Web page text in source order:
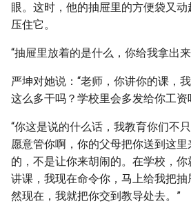
眼。这时，他的抽屉里的方便袋又
压住它。
“抽屉里放着的是什么，你给我拿出来
严坤对她说：“老师，你讲你的课，
这么多干吗？学校里会多发给你工资
“你这是说的什么话，我教育你们不
愿意管你啊，你的父母把你送到这
的，不是让你来胡闹的。在学校，
讲课，我现在命令你，马上给我把
然现在，我就把你交到教导处去。”